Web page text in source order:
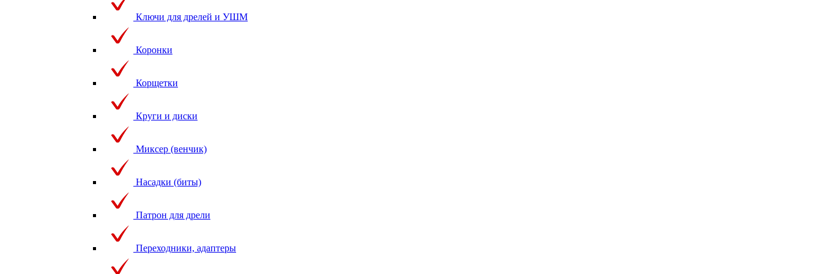
Ключи для дрелей и УШМ
Коронки
Корщетки
Круги и диски
Миксер (венчик)
Насадки (биты)
Патрон для дрели
Переходники, адаптеры